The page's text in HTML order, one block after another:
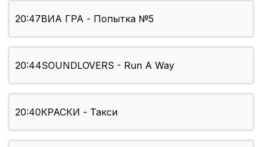
20:47ВИА ГРА - Попытка №5
20:44SOUNDLOVERS - Run A Way
20:40КРАСКИ - Такси